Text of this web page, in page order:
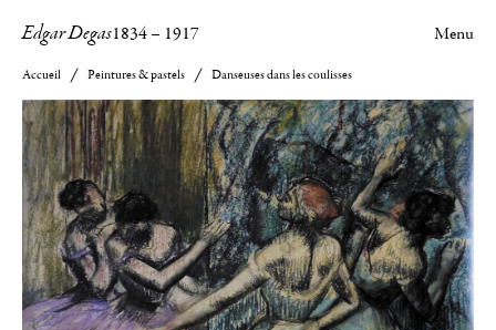
Edgar Degas1834– 1917 Menu
Accueil Peintures & pastels Danseuses dans les coulisses